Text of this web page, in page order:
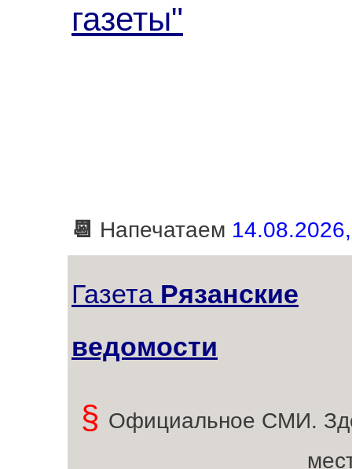
газеты"
📆 Напечатаем
Газета Рязанские
ведомости
§ Официальное СМИ.